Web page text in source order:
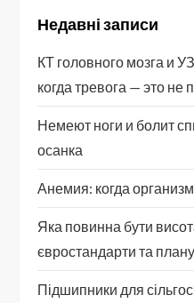
Недавні записи
КТ головного мозга и
когда тревога — это не
Немеют ноги и болит
осанка
Анемия: когда
Яка повинна бути
євростандарти та
Підшипники для